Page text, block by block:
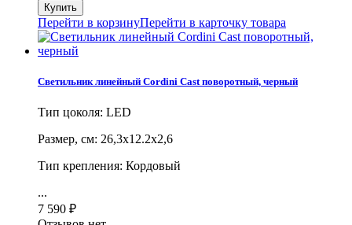
Перейти в корзинуПерейти в карточку товара
Светильник линейный Cordini Cast поворотный, черный
Тип цоколя: LED
Размер, cм: 26,3х12.2х2,6
Тип крепления: Кордовый
...
7 590 ₽